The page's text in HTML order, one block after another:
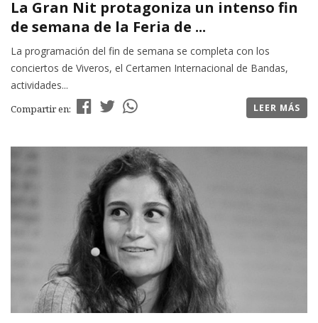
La Gran Nit protagoniza un intenso fin
de semana de la Feria de ...
La programación del fin de semana se completa con los
conciertos de Viveros, el Certamen Internacional de Bandas,
actividades...
Compartir en: LEER MÁS